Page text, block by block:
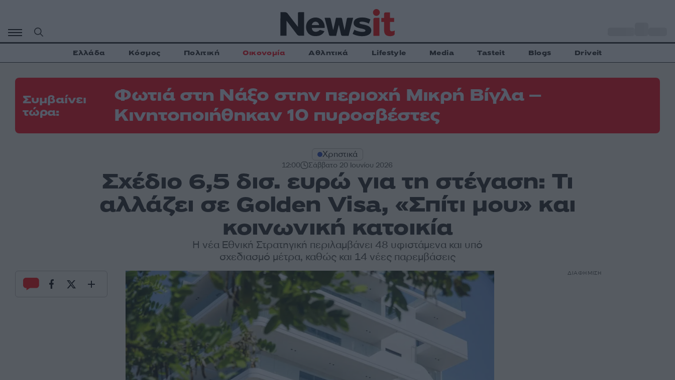
περιεχόμενο
Ελλάδα Κόσμος Πολιτική Οικονομία Αθλητικά Lifestyle Media Tasteit Blogs Driveit
Συμβαίνει
τώρα:
Φωτιά στη Νάξο στην περιοχή Μικρή Βίγλα –
Κινητοποιήθηκαν 10 πυροσβέστες
Χρηστικά
12:00 Σάββατο 20 Ιουνίου 2026
Σχέδιο 6,5 δισ. ευρώ για τη στέγαση: Τι
αλλάζει σε Golden Visa, «Σπίτι μου» και
κοινωνική κατοικία
H νέα Εθνική Στρατηγική περιλαμβάνει 48 υφιστάμενα και υπό
σχεδιασμό μέτρα, καθώς και 14 νέες παρεμβάσεις
ΔΙΑΦΗΜΙΣΗ